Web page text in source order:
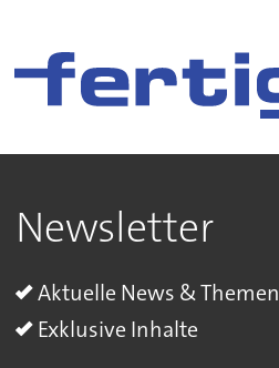
Newsletter
Aktuelle News & Themen
Exklusive Inhalte